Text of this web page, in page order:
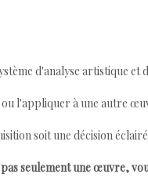
d'analyse artistique
l'appliquer à une autre
soit une décision
seulement une œuvre,